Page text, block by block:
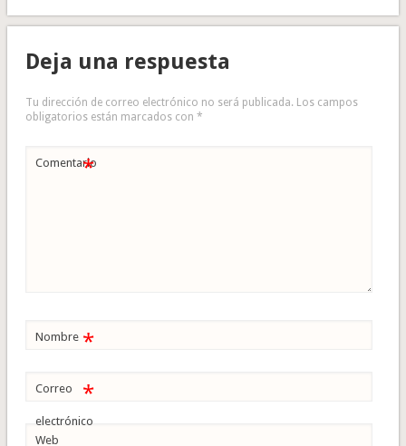
Deja una respuesta
Tu dirección de correo electrónico no será publicada. Los campos
obligatorios están marcados con *
Comentario
*
Nombre *
Correo
electrónico
*
Web